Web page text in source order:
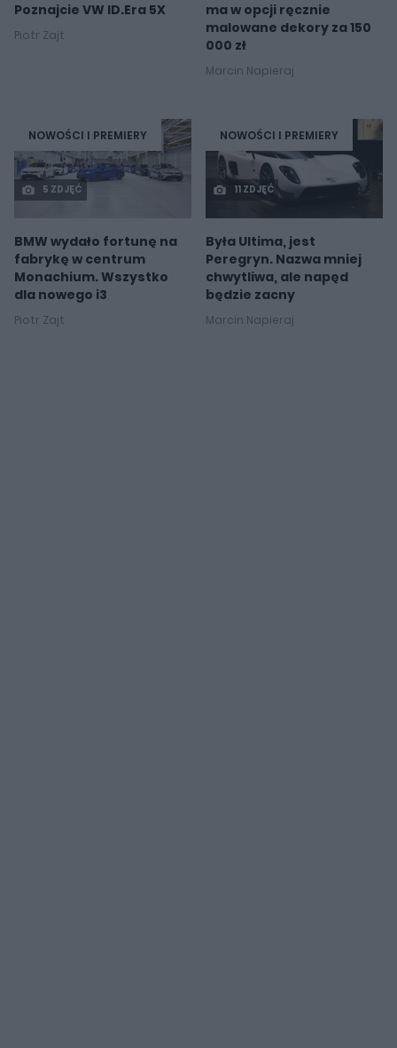
Poznajcie VW ID.Era 5X
Piotr Zajt
ma w opcji ręcznie
malowane dekory za 150
000 zł
Marcin Napieraj
NOWOŚCI I PREMIERY
5 ZDJĘĆ
BMW wydało fortunę na
fabrykę w centrum
Monachium. Wszystko
dla nowego i3
Piotr Zajt
NOWOŚCI I PREMIERY
11 ZDJĘĆ
Była Ultima, jest
Peregryn. Nazwa mniej
chwytliwa, ale napęd
będzie zacny
Marcin Napieraj